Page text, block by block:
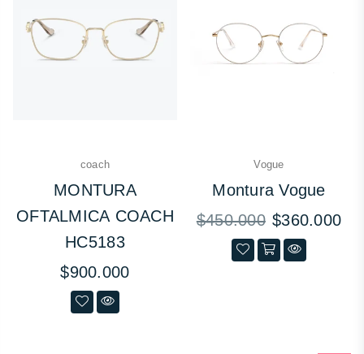
coach
MONTURA
OFTALMICA COACH
HC5183
Precio
habitual
$900.000
Vogue
Montura Vogue
Precio
habitual
$450.000 $360.000